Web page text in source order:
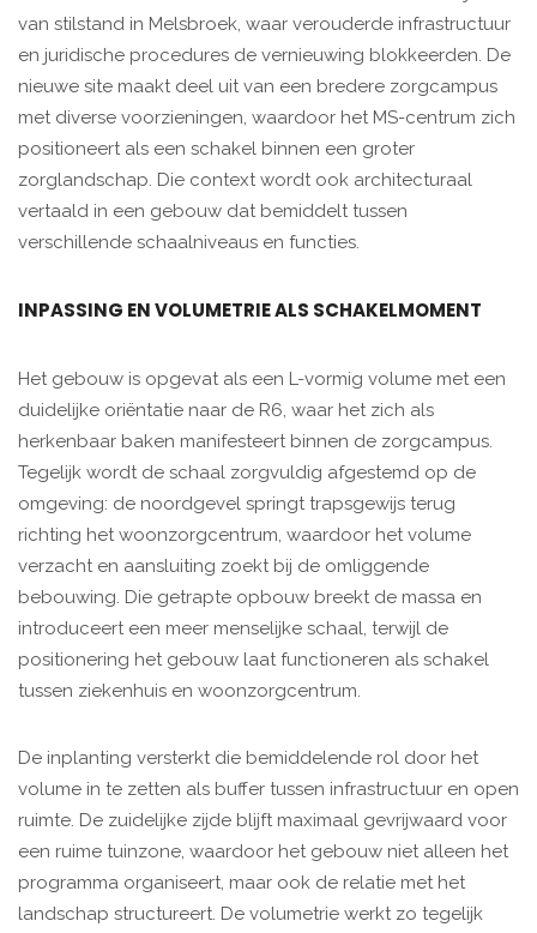
van stilstand in Melsbroek, waar verouderde infrastructuur
en juridische procedures de vernieuwing blokkeerden. De
nieuwe site maakt deel uit van een bredere zorgcampus
met diverse voorzieningen, waardoor het MS-centrum zich
positioneert als een schakel binnen een groter
zorglandschap. Die context wordt ook architecturaal
vertaald in een gebouw dat bemiddelt tussen
verschillende schaalniveaus en functies.
INPASSING EN VOLUMETRIE ALS SCHAKELMOMENT
Het gebouw is opgevat als een L-vormig volume met een
duidelijke oriëntatie naar de R6, waar het zich als
herkenbaar baken manifesteert binnen de zorgcampus.
Tegelijk wordt de schaal zorgvuldig afgestemd op de
omgeving: de noordgevel springt trapsgewijs terug
richting het woonzorgcentrum, waardoor het volume
verzacht en aansluiting zoekt bij de omliggende
bebouwing. Die getrapte opbouw breekt de massa en
introduceert een meer menselijke schaal, terwijl de
positionering het gebouw laat functioneren als schakel
tussen ziekenhuis en woonzorgcentrum.
De inplanting versterkt die bemiddelende rol door het
volume in te zetten als buffer tussen infrastructuur en open
ruimte. De zuidelijke zijde blijft maximaal gevrijwaard voor
een ruime tuinzone, waardoor het gebouw niet alleen het
programma organiseert, maar ook de relatie met het
landschap structureert. De volumetrie werkt zo tegelijk